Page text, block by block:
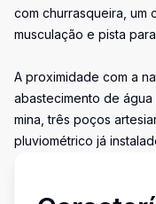
com churrasqueira, um
musculação e pista
A proximidade com a
abastecimento de
mina, três poços
pluviométrico já